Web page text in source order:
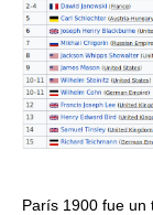
París 1900 fue un